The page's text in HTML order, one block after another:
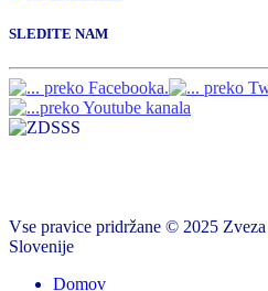
SLEDITE NAM
Vse pravice pridržane © 2025
Slovenije
Domov